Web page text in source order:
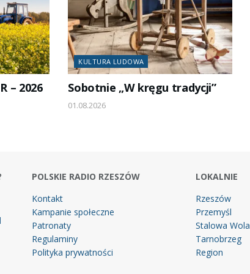
– 2026
KULTURA LUDOWA
Sobotnie „W kręgu tradycji”
01.08.2026
POLSKIE RADIO RZESZÓW
Kontakt
Kampanie społeczne
Patronaty
Regulaminy
Polityka prywatności
LOKALNIE
Rzeszów
Przemyśl
Stalowa Wola
Tarnobrzeg
Region